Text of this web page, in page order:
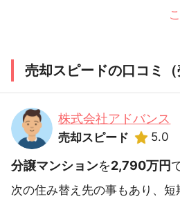
売却スピードの口コミ（
株式会社アドバンス
売却スピード 5.0
分譲マンションを2,790万円
次の住み替え先の事もあり、短